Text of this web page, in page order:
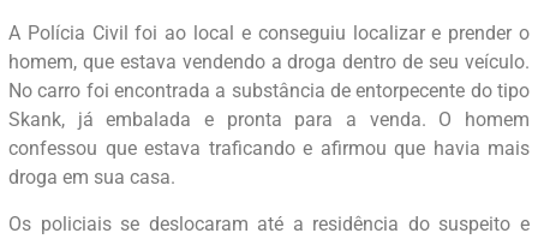
A Polícia Civil foi ao local e conseguiu localizar e prender o
homem, que estava vendendo a droga dentro de seu veículo.
No carro foi encontrada a substância de entorpecente do tipo
Skank, já embalada e pronta para a venda. O homem
confessou que estava traficando e afirmou que havia mais
droga em sua casa.
Os policiais se deslocaram até a residência do suspeito e